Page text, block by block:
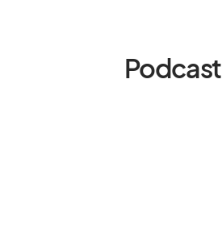
Podcast